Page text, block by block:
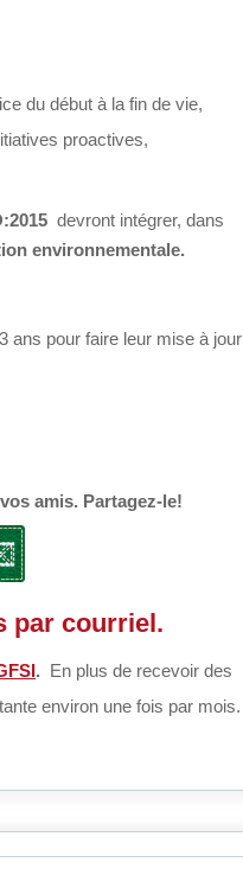
du début à la fin de vie,
proactives,
devront intégrer, dans
environnementale.
ans pour faire leur mise à jour
amis. Partagez-le!
par courriel.
. En plus de recevoir des
environ une fois par mois.